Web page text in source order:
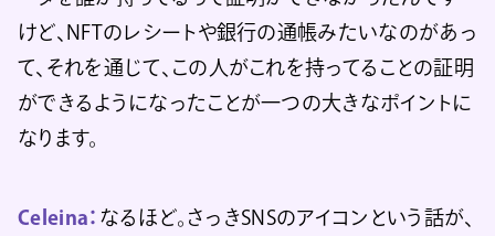
けど、NFTのレシートや銀行の通帳みたいなのがあっ
て、それを通じて、この人がこれを持ってることの証明
ができるようになったことが一つの大きなポイントに
なります。
Celeina： なるほど。さっきSNSのアイコンという話が、